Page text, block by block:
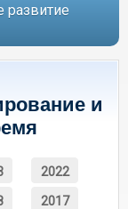
развитие
и
2022
2017